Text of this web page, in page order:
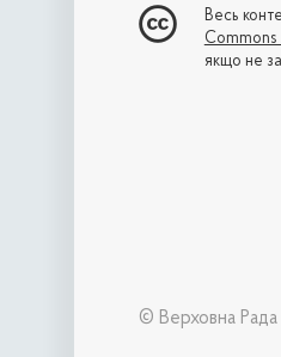
Весь
якщо не
© Верховна